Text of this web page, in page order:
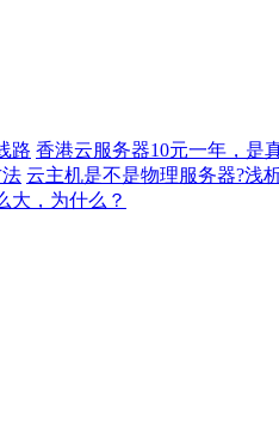
路 香港云服务器10元一年，是
云主机是不是物理服务器?浅
大，为什么？